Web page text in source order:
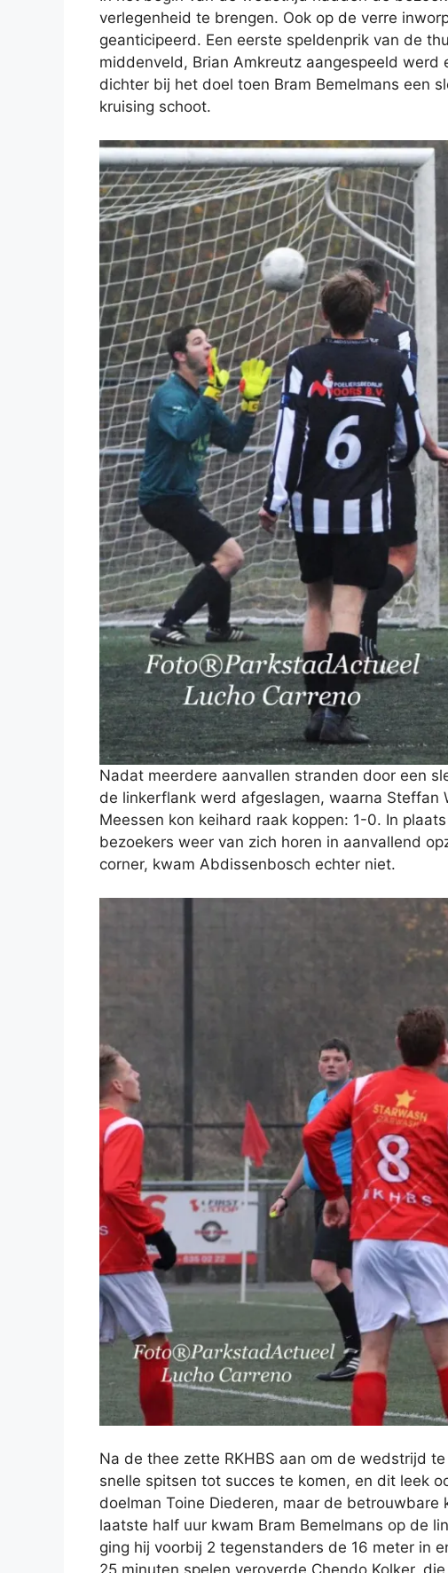
verlegenheid te brengen. Ook op de verre
geanticipeerd. Een eerste speldenprik van de
middenveld, Brian Amkreutz aangespeeld werd
dichter bij het doel toen Bram Bemelmans een
kruising schoot.
Nadat meerdere aanvallen stranden door een
de linkerflank werd afgeslagen, waarna Steffan
Meessen kon keihard raak koppen: 1-0. In
bezoekers weer van zich horen in aanvallend
corner, kwam Abdissenbosch echter niet.
Na de thee zette RKHBS aan om de wedstrijd
snelle spitsen tot succes te komen, en dit leek
doelman Toine Diederen, maar de
laatste half uur kwam Bram Bemelmans op de
ging hij voorbij 2 tegenstanders de 16 meter in